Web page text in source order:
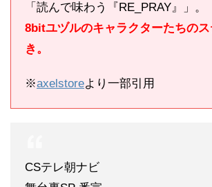
「読んで味わう『RE_PRAY』」。
8bitユヅルのキャラクターたちの
き。
※axelstoreより一部引用
CSテレ朝ナビ